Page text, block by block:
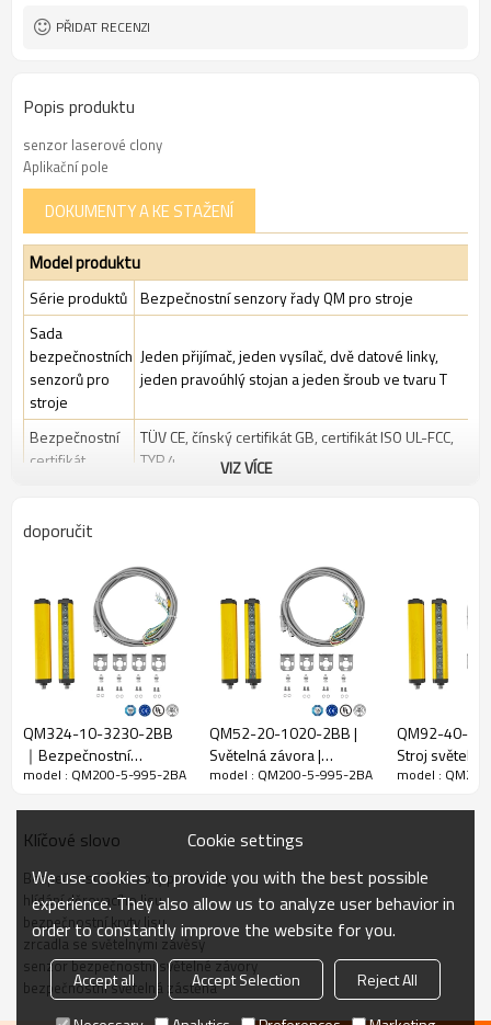
PŘIDAT RECENZI
Popis produktu
senzor laserové clony
Aplikační pole
DOKUMENTY A KE STAŽENÍ
Model produktu
Série produktů Bezpečnostní senzory řady QM pro stroje
Sada
bezpečnostních
senzorů pro
stroje
Jeden přijímač, jeden vysílač, dvě datové linky,
jeden pravoúhlý stojan a jeden šroub ve tvaru T
Bezpečnostní
certifikát
TÜV CE, čínský certifikát GB, certifikát ISO UL-FCC,
TYP 4
Mezera
paprsku
5 mm
Zjistit přesnost 6,5 mm
Množství
200
Provozní
rozsah
995 mm
Velikost
produktu
36mm*36mm*L，L je délka vysílače a přijímače.
Detekční
vzdálenost
30-6000 mm
Doba odezvy
≤15 ms
Mechanická data
VIZ VÍCE
doporučit
QM324-10-3230-2BB
｜Bezpečnostní
světelný paprsek｜
model : QM200-5-995-2BA
QM52-20-1020-2BB |
Světelná závora |
DADISICK
model : QM200-5-995-2BA
QM92-40-
Stroj
DADISICK
model :
Klíčové slovo
Bezpečnostní senzory pro stroje
hlídání děrovacího lisu
bezpečnostní kryty lisu
zrcadla se světelnými závěsy
senzor bezpečnostní světelné závory
bezpečnostní světelná zástěna
Cookie settings
We use cookies to provide you with the best possible
experience. They also allow us to analyze user behavior in
order to constantly improve the website for you.
Accept all Accept Selection
Reject All